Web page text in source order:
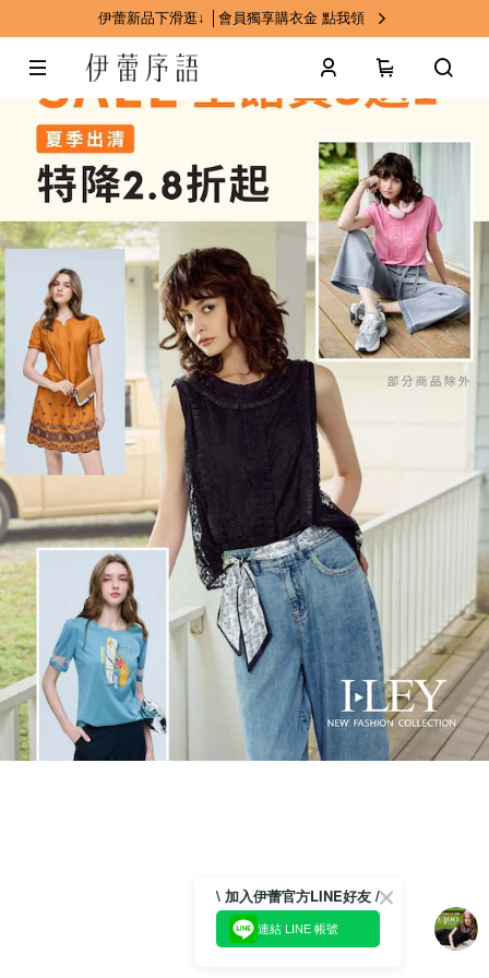
伊蕾新品下滑逛↓ │會員獨享購衣金 點我領
\ 加入伊蕾官方LINE好友 /
連結 LINE 帳號